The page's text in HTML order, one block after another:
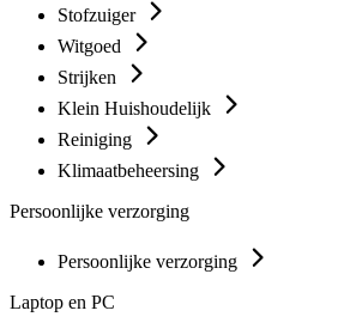
Stofzuiger
Witgoed
Strijken
Klein Huishoudelijk
Reiniging
Klimaatbeheersing
Persoonlijke verzorging
Persoonlijke verzorging
Laptop en PC